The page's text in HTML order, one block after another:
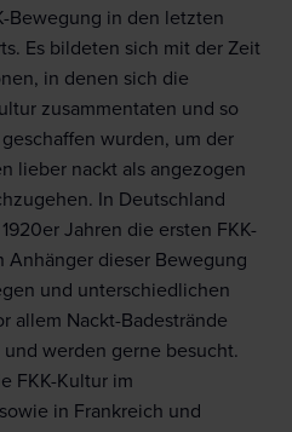
Bewegung in den letzten
Es bildeten sich mit der Zeit
in denen sich die
zusammentaten und so
wurden, um der
lieber nackt als angezogen
In Deutschland
Jahren die ersten FKK-
Anhänger dieser Bewegung
und unterschiedlichen
allem Nackt-Badestrände
werden gerne besucht.
FKK-Kultur im
in Frankreich und